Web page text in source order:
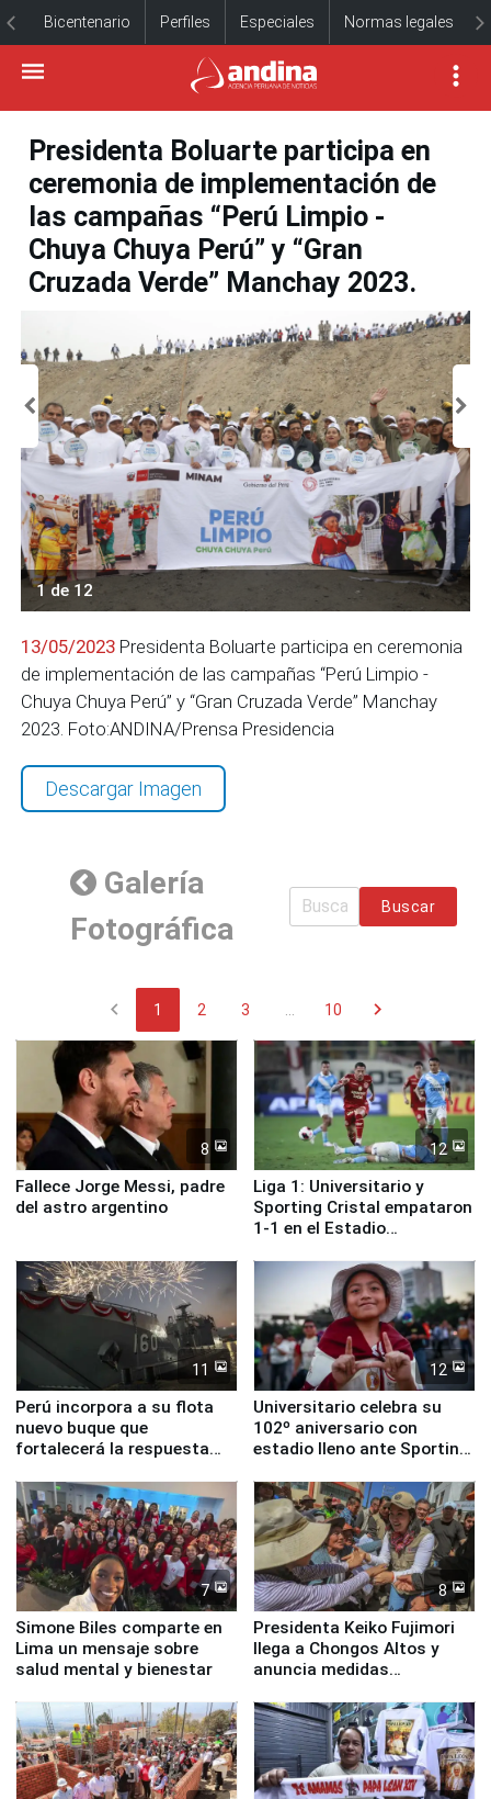
Bicentenario Perfiles Especiales Normas legales
Presidenta Boluarte participa en
ceremonia de implementación de
las campañas “Perú Limpio -
Chuya Chuya Perú” y “Gran
Cruzada Verde” Manchay 2023.
1 de 12
13/05/2023 Presidenta Boluarte participa en ceremonia
de implementación de las campañas “Perú Limpio -
Chuya Chuya Perú” y “Gran Cruzada Verde” Manchay
2023. Foto:ANDINA/Prensa Presidencia
Descargar Imagen
Galería
Fotográfica
Buscar
chevron_left 1 2 3 10 chevron_right
8
Fallece Jorge Messi, padre
del astro argentino
12
Liga 1: Universitario y
Sporting Cristal empataron
1-1 en el Estadio
11
Perú incorpora a su flota
nuevo buque que
fortalecerá la respuesta
12
Universitario celebra su
102º aniversario con
estadio lleno ante Sporting
7
Simone Biles comparte en
Lima un mensaje sobre
salud mental y bienestar
8
Presidenta Keiko Fujimori
llega a Chongos Altos y
anuncia medidas
educación, salud y empleo